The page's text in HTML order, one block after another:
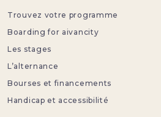
Trouvez votre programme
Boarding for aivancity
Les stages
L’alternance
Bourses et financements
Handicap et accessibilité